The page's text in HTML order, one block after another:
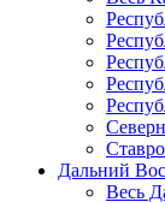
Дальний
Весь